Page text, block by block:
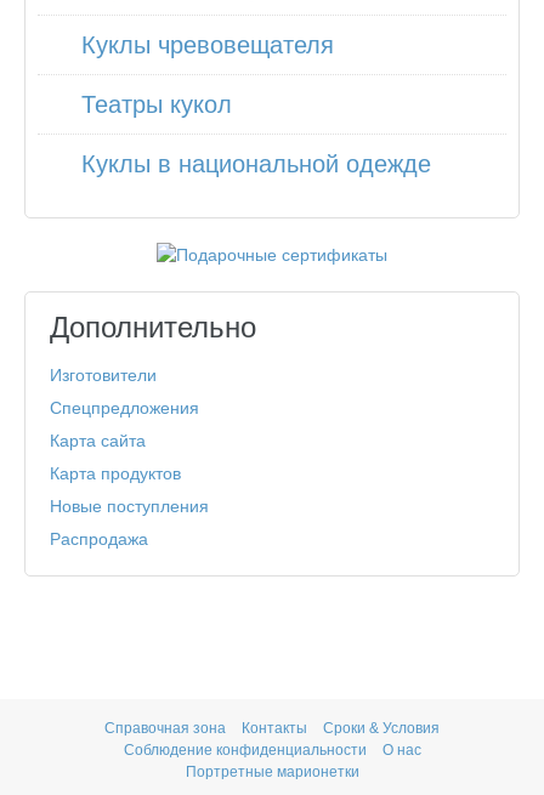
Куклы чревовещателя
Театры кукол
Куклы в национальной одежде
Дополнительно
Изготовители
Спецпредложения
Карта сайта
Карта продуктов
Новые поступления
Распродажа
Справочная зона Контакты
Сроки & Условия
Соблюдение конфиденциальности
О нас
Портретные марионетки